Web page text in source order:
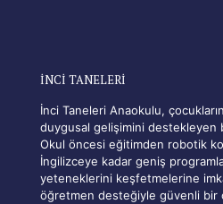
İNCİ TANELERİ
İnci Taneleri Anaokulu,
duygusal gelişimini destekleyen
Okul öncesi eğitimden robotik
İngilizceye kadar geniş
yeteneklerini keşfetmelerine
öğretmen desteğiyle güvenli bir